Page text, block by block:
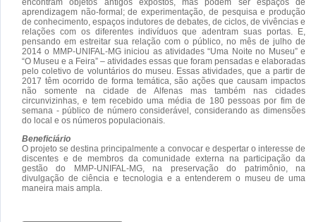
encontram objetos antigos expostos, mas podem ser espaços de
aprendizagem não-formal; de experimentação, de pesquisa e produção
de conhecimento, espaços indutores de debates, de ciclos, de vivências e
relações com os diferentes indivíduos que adentram suas portas. E,
pensando em estreitar sua relação com o público, no mês de julho de
2014 o MMP-UNIFAL-MG iniciou as atividades “Uma Noite no Museu” e
“O Museu e a Feira” – atividades essas que foram pensadas e elaboradas
pelo coletivo de voluntários do museu. Essas atividades, que a partir de
2017 têm ocorrido de forma temática, são ações que causam impactos
não somente na cidade de Alfenas mas também nas cidades
circunvizinhas, e tem recebido uma média de 180 pessoas por fim de
semana - público de número considerável, considerando as dimensões
do local e os números populacionais.
Beneficiário
O projeto se destina principalmente a convocar e despertar o interesse de
discentes e de membros da comunidade externa na participação da
gestão do MMP-UNIFAL-MG, na preservação do patrimônio, na
divulgação de ciência e tecnologia e a entenderem o museu de uma
maneira mais ampla.